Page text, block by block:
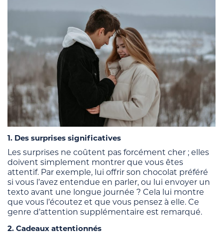
1. Des surprises significatives
Les surprises ne coûtent pas forcément cher ; elles
doivent simplement montrer que vous êtes
attentif. Par exemple, lui offrir son chocolat préféré
si vous l’avez entendue en parler, ou lui envoyer un
texto avant une longue journée ? Cela lui montre
que vous l’écoutez et que vous pensez à elle. Ce
genre d’attention supplémentaire est remarqué.
2. Cadeaux attentionnés